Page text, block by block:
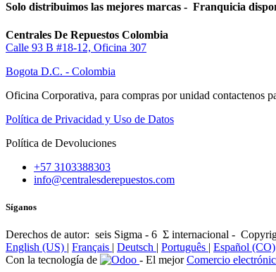
Solo distribuimos las mejores marcas - Franquicia
Centrales De Repuestos Colombia
Calle 93 B #18-12, Oficina 307
Bogota D.C. - Colombia
Oficina Corporativa, para compras por unidad contactenos
Política de Privacidad y Uso de Datos
Política de Devoluciones
+57 3103388303
info@centralesderepuestos.com
Síganos
Derechos de autor: seis Sigma - 6 Σ internacional -
English (US) | Français | Deutsch | Português | Español (CO)
Con la tecnología de
- El mejorComercio